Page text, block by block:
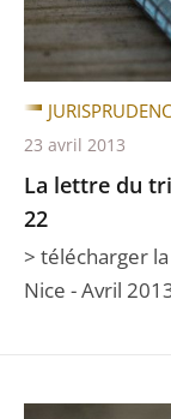
La lettre du
22
> télécharger
Nice - Avril
23 avril 2013